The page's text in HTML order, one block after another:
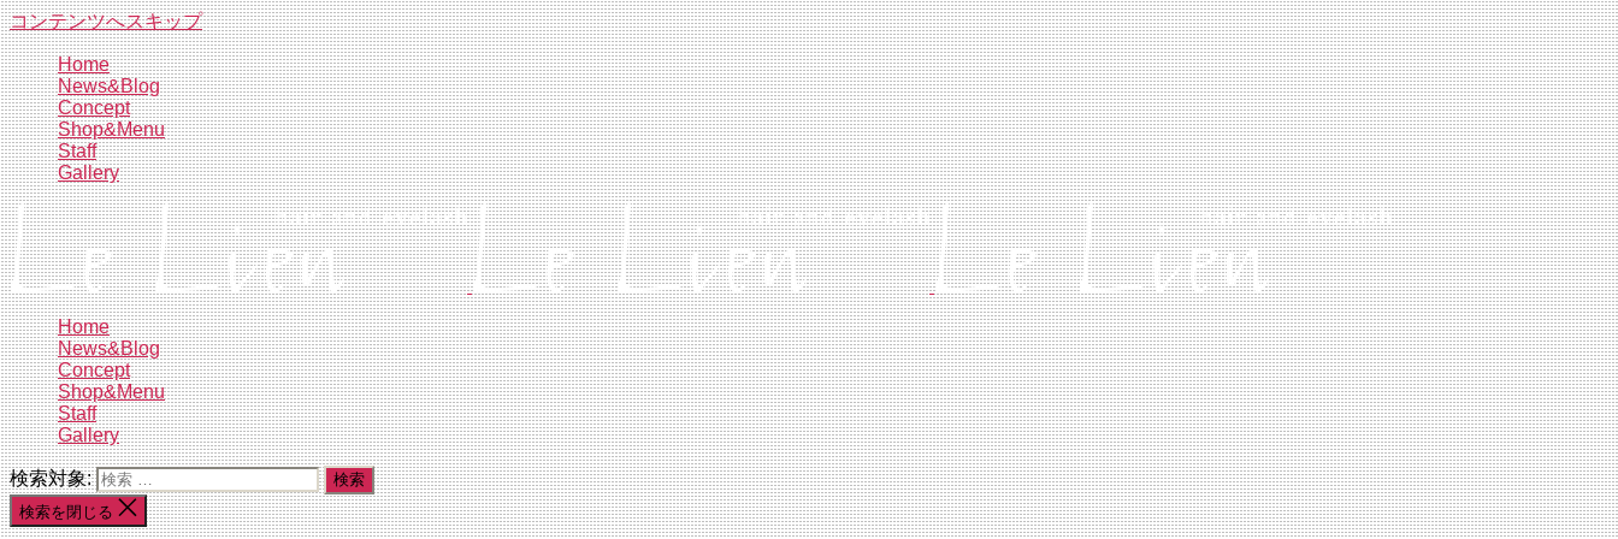
コンテンツへスキップ
Home
News&Blog
Concept
Shop&Menu
Staff
Gallery
Home
News&Blog
Concept
Shop&Menu
Staff
Gallery
検索対象:
検索を閉じる